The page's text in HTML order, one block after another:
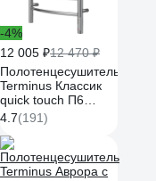
-4%
12 005 ₽12 470 ₽
Полотенцесушитель
Terminus Классик
quick touch П6
500x650
4670078531322
4.7(191)